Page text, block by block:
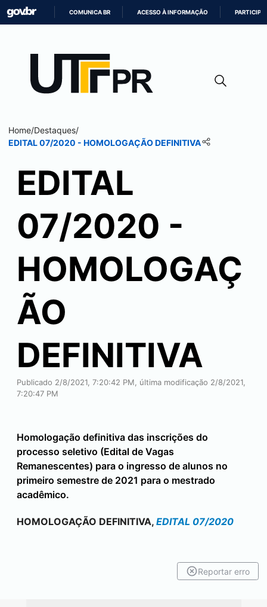
CONTEÚDO
COMUNICA BR ACESSO À INFORMAÇÃO PARTICIPE
Home/Destaques/
EDITAL 07/2020 - HOMOLOGAÇÃO DEFINITIVA
EDITAL
07/2020 -
HOMOLOGAÇ
ÃO
DEFINITIVA
Publicado 2/8/2021, 7:20:42 PM, última modificação 2/8/2021,
7:20:47 PM
Homologação definitiva das inscrições do
processo seletivo (Edital de Vagas
Remanescentes) para o ingresso de alunos no
primeiro semestre de 2021 para o mestrado
acadêmico.
HOMOLOGAÇÃO DEFINITIVA, EDITAL 07/2020
Reportar erro